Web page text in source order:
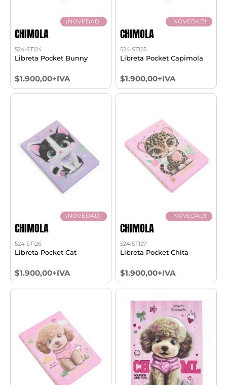
¡NOVEDAD!
CHIMOLA
524-ST124
Libreta Pocket Bunny
$1.900,00+IVA
¡NOVEDAD!
CHIMOLA
524-ST125
Libreta Pocket Capimola
$1.900,00+IVA
¡NOVEDAD!
CHIMOLA
524-ST126
Libreta Pocket Cat
$1.900,00+IVA
¡NOVEDAD!
CHIMOLA
524-ST127
Libreta Pocket Chita
$1.900,00+IVA